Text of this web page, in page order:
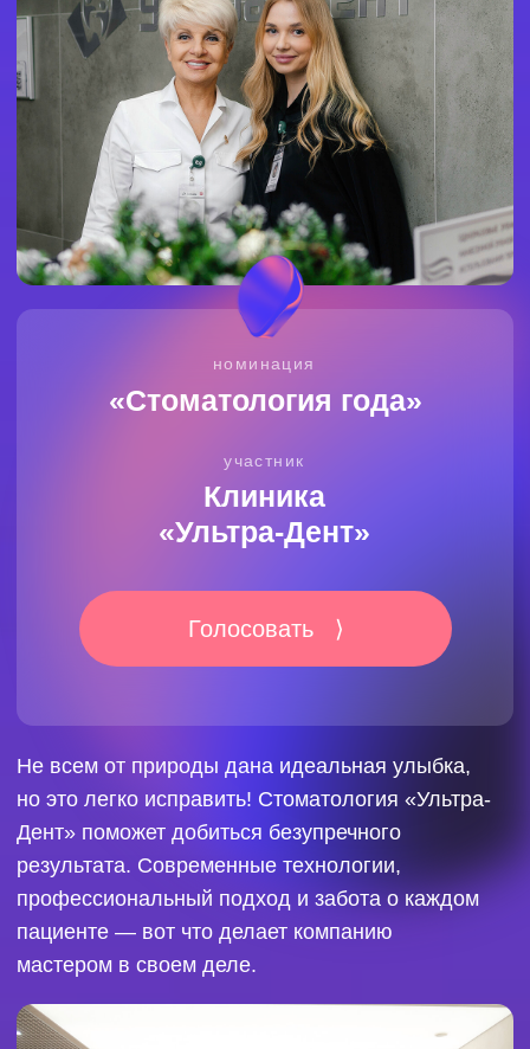
Не всем от природы дана идеальная улыбка,
Дент» поможет добиться безупречного
результата. Современные технологии,
профессиональный подход и забота о каждом
пациенте — вот что делает компанию
Посещать врача рекомендуется раз в полгода,
стадиях и избегать сложных случаев. Сеть
стоматологий «Ультра-Дент» уже заслужила
РЕГУЛЯРНЫЕ ВИЗИТЫ К
СТОМАТОЛОГУ — ЗАЛОГ ЗДОРОВЬЯ
ВАШИХ ЗУБОВ И ПОЛОСТИ РТА
номинация
«Стоматология года»
Клиника
«Ультра-Дент»
участник
Голосовать ⟩